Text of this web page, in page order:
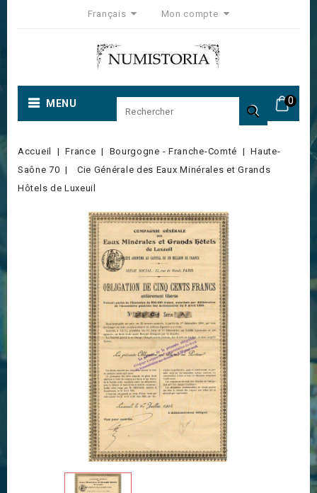
Français Mon compte
0
MENU 
Accueil France Bourgogne - Franche-Comté
Haute-
Saône 70
Cie Générale des Eaux Minérales et Grands
Hôtels de Luxeuil